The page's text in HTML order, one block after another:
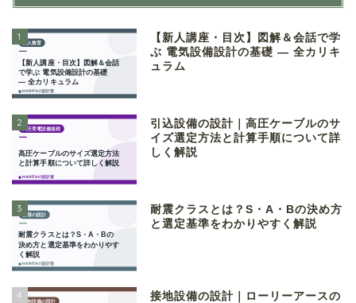
1
【新人講座・目次】図解＆会話で学
ぶ 電気設備設計の基礎 ― 全カリキ
ュラム
2
引込設備の設計｜高圧ケーブルのサ
イズ選定方法と計算手順について詳
しく解説
3
耐震クラスとは？S・A・Bの決め方
と選定基準をわかりやすく解説
4
接地設備の設計｜ローリーアースの